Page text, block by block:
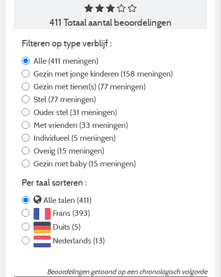
411 Totaal aantal beoordelingen
Filteren op type verblijf :
Alle (411 meningen)
Gezin met jonge kinderen (158 meningen)
Gezin met tiener(s) (77 meningen)
Stel (77 meningen)
Ouder stel (31 meningen)
Met vrienden (33 meningen)
Individueel (5 meningen)
Overig (15 meningen)
Gezin met baby (15 meningen)
Per taal sorteren :
Alle talen (411)
Frans (393)
Duits (5)
Nederlands (13)
Beoordelingen getoond op een chronologisch volgorde